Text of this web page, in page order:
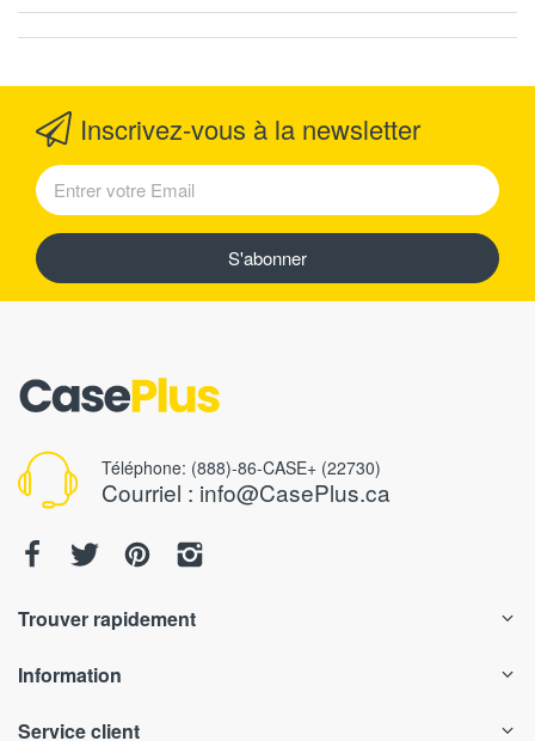
Inscrivez-vous à la newsletter
S'abonner
Téléphone: (888)-86-CASE+ (22730)
Courriel : info@CasePlus.ca
Trouver rapidement
Information
Service client